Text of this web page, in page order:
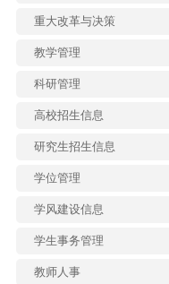
重大改革与决策
教学管理
科研管理
高校招生信息
研究生招生信息
学位管理
学风建设信息
学生事务管理
教师人事